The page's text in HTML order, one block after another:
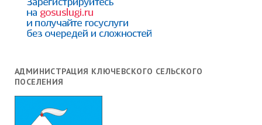
АДМИНИСТРАЦИЯ КЛЮЧЕВСКОГО СЕЛЬСКОГО
ПОСЕЛЕНИЯ